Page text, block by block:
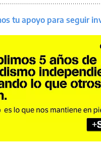
tu apoyo para seguir